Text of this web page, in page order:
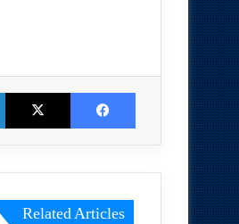
Facebook
Related Articles